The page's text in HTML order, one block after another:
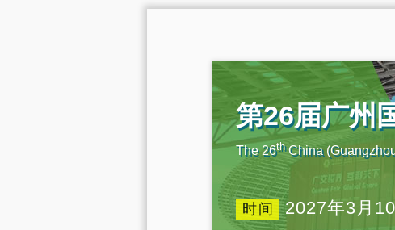
第26届广州
The 26thChina
时间 2027年3月